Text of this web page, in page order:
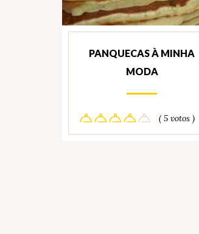
PANQUECAS À MINHA
MODA
( 5 votos )